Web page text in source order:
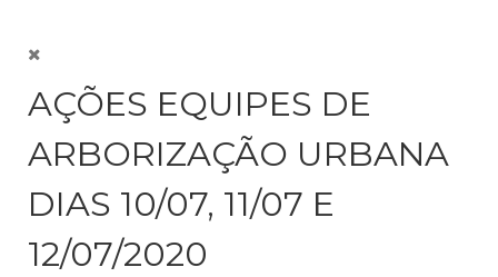
AÇÕES EQUIPES DE
ARBORIZAÇÃO URBANA
DIAS 10/07, 11/07 E
12/07/2020